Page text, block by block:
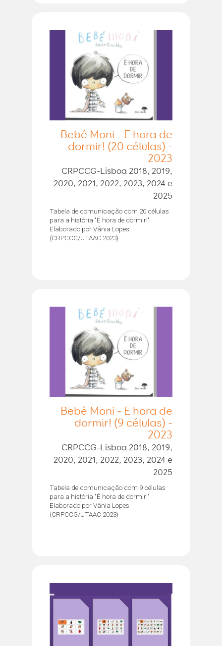
Bebé Moni - É hora de
dormir! (20 células) -
2023
CRPCCG-Lisboa 2018, 2019,
2020, 2021, 2022, 2023, 2024 e
2025
Tabela de comunicação com 20 células
para a história "É hora de dormir!"
Elaborado por Vânia Lopes
(CRPCCG/UTAAC 2023)
Bebé Moni - É hora de
dormir! (9 células) -
2023
CRPCCG-Lisboa 2018, 2019,
2020, 2021, 2022, 2023, 2024 e
2025
Tabela de comunicação com 9 células
para a história "É hora de dormir!"
Elaborado por Vânia Lopes
(CRPCCG/UTAAC 2023)